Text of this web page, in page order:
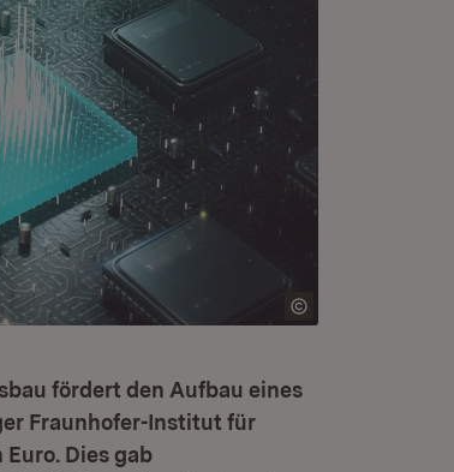
fördert den Aufbau eines
Fraunhofer-Institut für
Dies gab